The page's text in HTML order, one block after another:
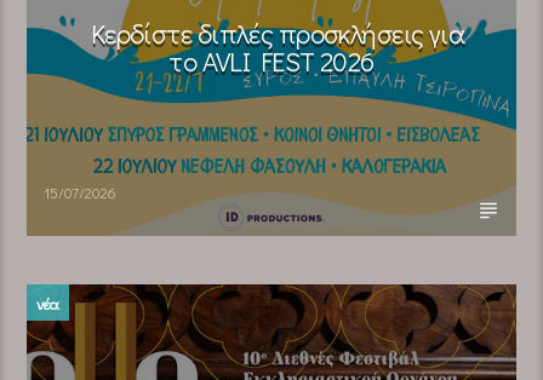
Κερδίστε διπλές προσκλήσεις για
το AVLI FEST 2026
15/07/2026
νέα